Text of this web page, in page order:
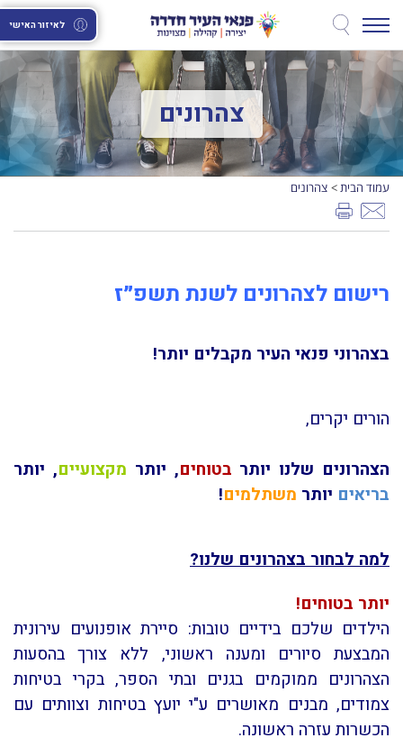
לאיזור האישי
צהרונים
עמוד הבית > צהרונים
רישום לצהרונים לשנת תשפ״ז
בצהרוני פנאי העיר מקבלים יותר!
הורים יקרים,
הצהרונים שלנו יותר בטוחים, יותר מקצועיים, יותר
בריאים יותר משתלמים!
למה לבחור בצהרונים שלנו?
יותר בטוחים!
הילדים שלכם בידיים טובות: סיירת אופנועים עירונית
המבצעת סיורים ומענה ראשוני, ללא צורך בהסעות
הצהרונים ממוקמים בגנים ובתי הספר, בקרי בטיחות
צמודים, מבנים מאושרים ע"י יועץ בטיחות וצוותים עם
הכשרות עזרה ראשונה.